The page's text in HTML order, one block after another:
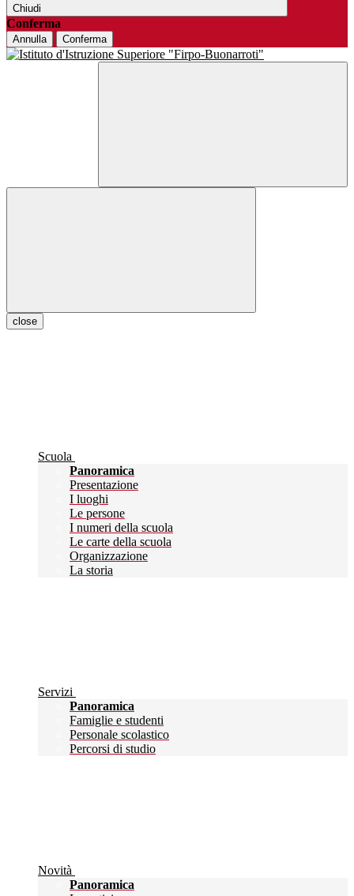
Chiudi
Conferma
Annulla Conferma
close
Scuola
Panoramica
Presentazione
I luoghi
Le persone
I numeri della scuola
Le carte della scuola
Organizzazione
La storia
Servizi
Panoramica
Famiglie e studenti
Personale scolastico
Percorsi di studio
Novità
Panoramica